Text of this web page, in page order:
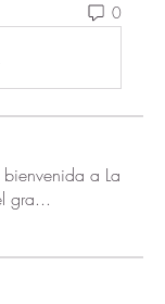
0
a La
gra...